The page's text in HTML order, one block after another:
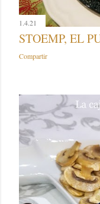
1.4.21
STOEMP, EL
Compartir